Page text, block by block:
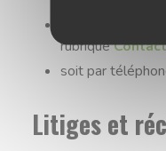
soit par
rubriqueContact
soit par
Litiges et